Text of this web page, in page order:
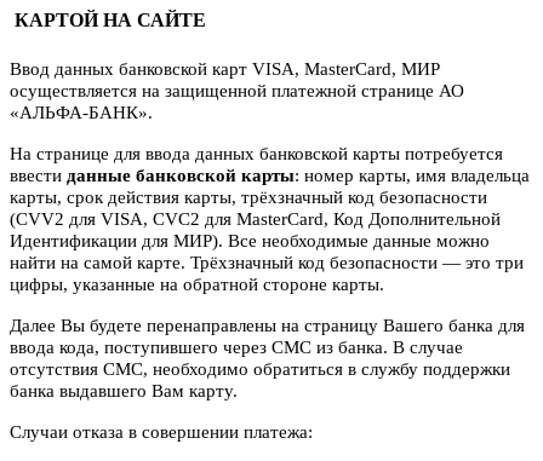
КАРТОЙ НА САЙТЕ
Ввод данных банковской карт VISA, MasterCard, МИР
осуществляется на защищенной платежной странице АО
«АЛЬФА-БАНК».
На странице для ввода данных банковской карты потребуется
ввести данные банковской карты: номер карты, имя владельца
карты, срок действия карты, трёхзначный код безопасности
(CVV2 для VISA, CVC2 для MasterCard, Код Дополнительной
Идентификации для МИР). Все необходимые данные можно
найти на самой карте. Трёхзначный код безопасности — это три
цифры, указанные на обратной стороне карты.
Далее Вы будете перенаправлены на страницу Вашего банка для
ввода кода, поступившего через СМС из банка. В случае
отсутствия СМС, необходимо обратиться в службу поддержки
банка выдавшего Вам карту.
Случаи отказа в совершении платежа: